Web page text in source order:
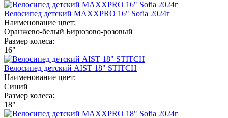
Велосипед детский MAXXPRO 16" Sofia 2024г
Наименование цвет:
Оранжево-белый Бирюзово-розовый
Размер колеса:
16"
Велосипед детский AIST 18" STITCH
Наименование цвет:
Синий
Размер колеса:
18"